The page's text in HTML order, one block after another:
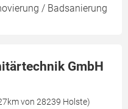
/ Badsanierung
GmbH
von 28239 Holste)